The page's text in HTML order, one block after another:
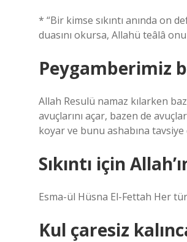
* “Bir kimse sıkıntı anında on
duasını okursa, Allahü teâlâ
Peygamberimiz
Allah Resulü namaz kılarken
avuçlarını açar, bazen de
koyar ve bunu ashabına tavsiye
Sıkıntı için
Esma-ül Hüsna El-Fettah Her
Kul çaresiz